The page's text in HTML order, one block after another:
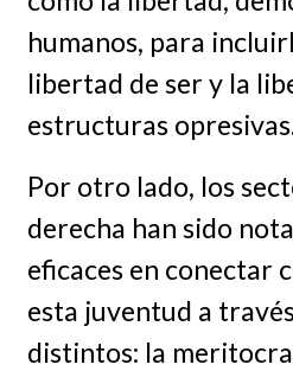
humanos, para
libertad de ser y la
estructuras
Por otro lado, los
derecha han sido
eficaces en conectar
esta juventud a
distintos: la